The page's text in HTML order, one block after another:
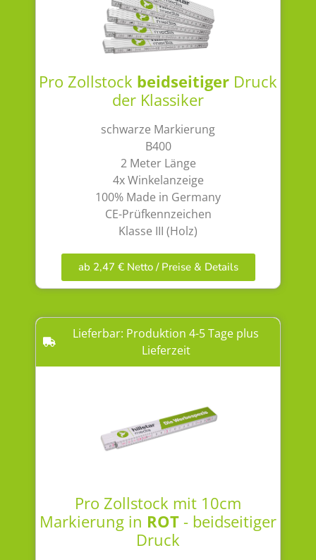
Pro Zollstock beidseitiger Druck
der Klassiker
schwarze Markierung
B400
2 Meter Länge
4x Winkelanzeige
100% Made in Germany
CE-Prüfkennzeichen
Klasse III (Holz)
ab 2,47 € Netto / Preise & Details
Lieferbar: Produktion 4-5 Tage plus
Lieferzeit
Pro Zollstock mit 10cm
Markierung in ROT- beidseitiger
Druck